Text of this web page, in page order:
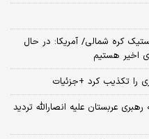
کره شمالی/ آمریکا: در حال
اخیر هستیم
را تکذیب کرد +جزئیات
عربستان علیه انصارالله تردید